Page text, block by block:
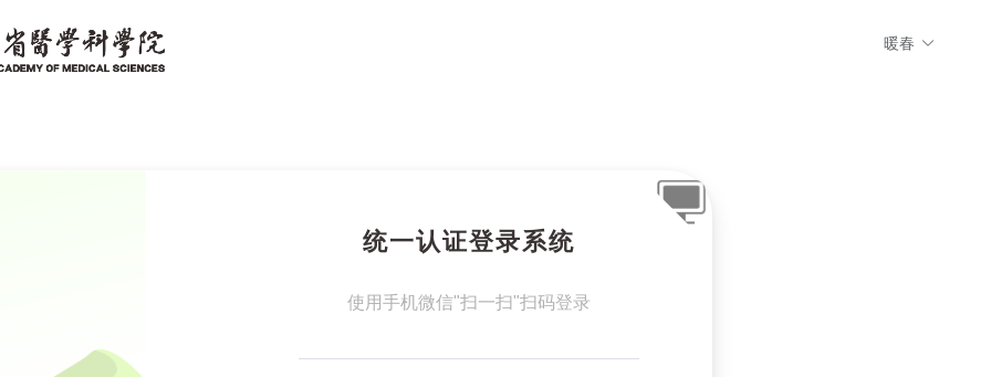
统一认证登录系统
使用手机微信"扫一扫"扫码登录
暖春